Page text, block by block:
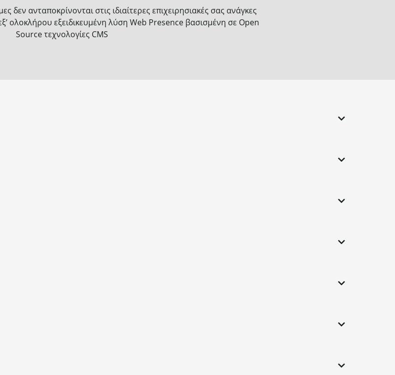
δεν ανταποκρίνονται στις ιδιαίτερες επιχειρησιακές σας ανάγκες
ολοκλήρου εξειδικευμένη λύση Web Presence βασισμένη σε Open
Source τεχνολογίες CMS